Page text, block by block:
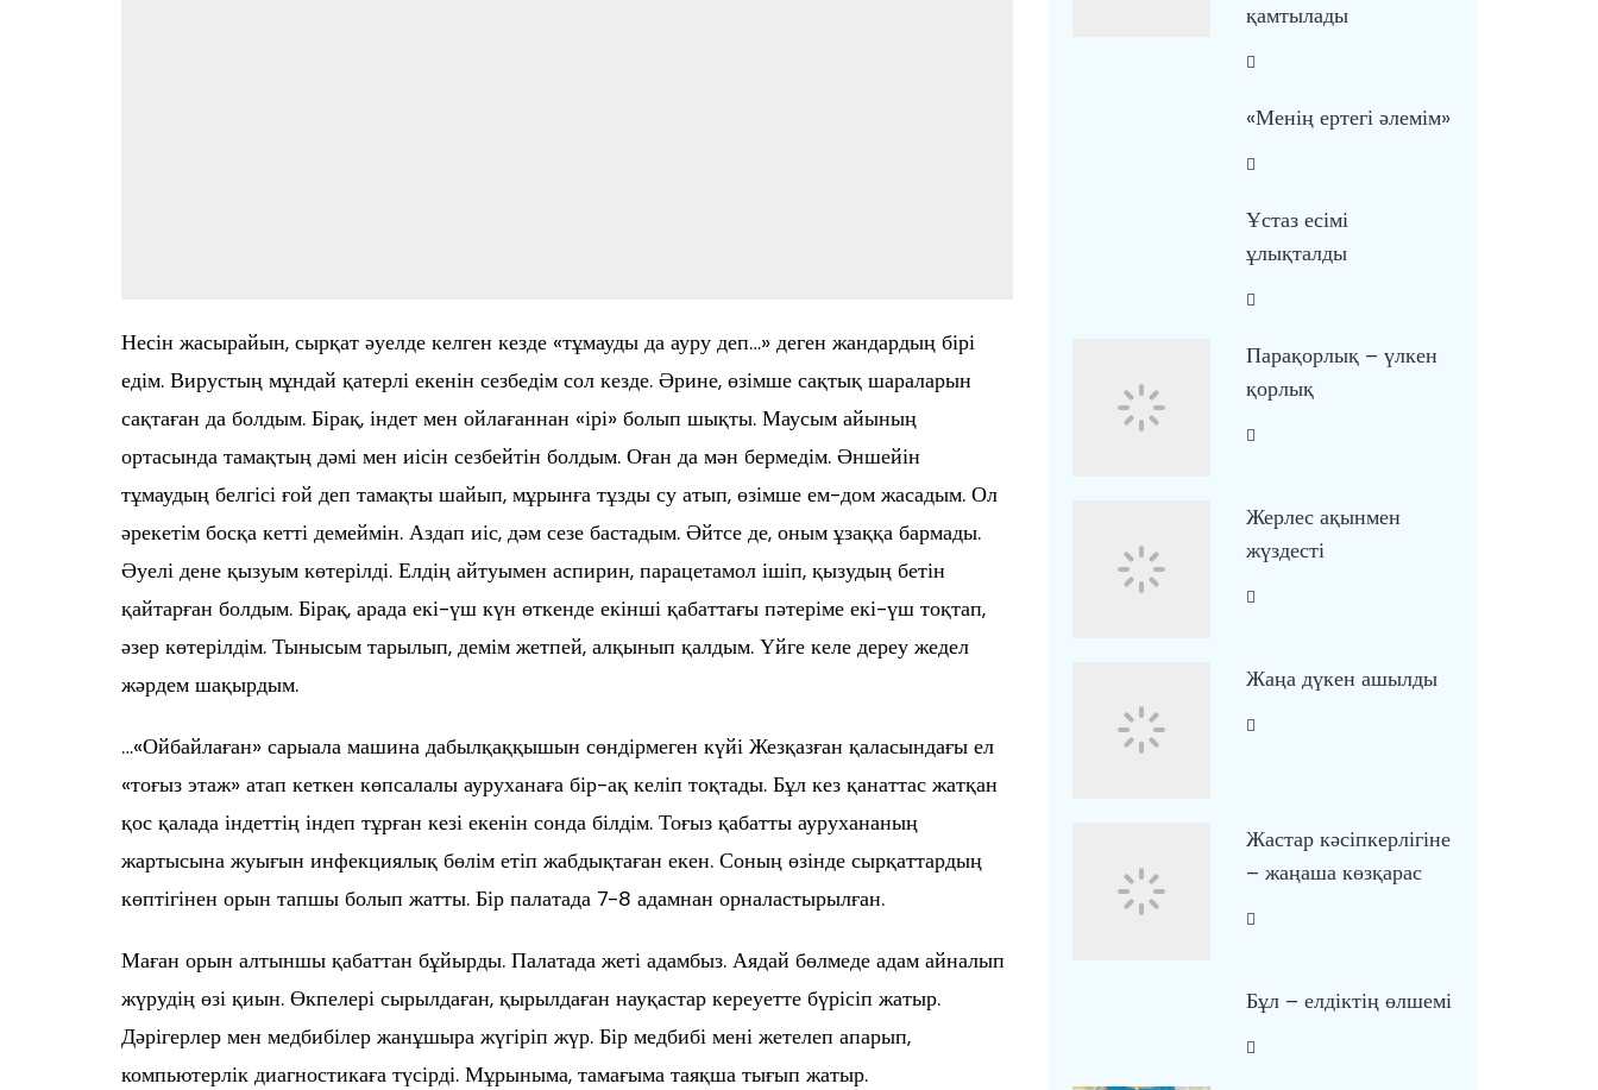
Несін жасырайын, сырқат әуелде келген кезде «тұмауды да ауру деп…» деген жандардың бірі
едім. Вирустың мұндай қатерлі екенін сезбедім сол кезде. Әрине, өзімше сақтық шараларын
сақтаған да болдым. Бірақ, індет мен ойлағаннан «ірі» болып шықты. Маусым айының
ортасында тамақтың дәмі мен иісін сезбейтін болдым. Оған да мән бермедім. Әншейін
тұмаудың белгісі ғой деп тамақты шайып, мұрынға тұзды су атып, өзімше ем-дом жасадым. Ол
әрекетім босқа кетті демеймін. Аздап иіс, дәм сезе бастадым. Әйтсе де, оным ұзаққа бармады.
Әуелі дене қызуым көтерілді. Елдің айтуымен аспирин, парацетамол ішіп, қызудың бетін
қайтарған болдым. Бірақ, арада екі-үш күн өткенде екінші қабаттағы пәтеріме екі-үш тоқтап,
әзер көтерілдім. Тынысым тарылып, демім жетпей, алқынып қалдым. Үйге келе дереу жедел
жәрдем шақырдым.
…«Ойбайлаған» сарыала машина дабылқаққышын сөндірмеген күйі Жезқазған қаласындағы ел
«тоғыз этаж» атап кеткен көпсалалы ауруханаға бір-ақ келіп тоқтады. Бұл кез қанаттас жатқан
қос қалада індеттің індеп тұрған кезі екенін сонда білдім. Тоғыз қабатты аурухананың
жартысына жуығын инфекциялық бөлім етіп жабдықтаған екен. Соның өзінде сырқаттардың
көптігінен орын тапшы болып жатты. Бір палатада 7-8 адамнан орналастырылған.
Маған орын алтыншы қабаттан бұйырды. Палатада жеті адамбыз. Аядай бөлмеде адам айналып
жүрудің өзі қиын. Өкпелері сырылдаған, қырылдаған науқастар кереуетте бүрісіп жатыр.
Дәрігерлер мен медбибілер жанұшыра жүгіріп жүр. Бір медбибі мені жетелеп апарып,
компьютерлік диагностикаға түсірді. Мұрыныма, тамағыма таяқша тығып жатыр.
қамтылады
«Менің ертегі әлемім»
Ұстаз есімі
ұлықталды
Парақорлық – үлкен
қорлық
Жерлес ақынмен
жүздесті
Жаңа дүкен ашылды
Жастар кәсіпкерлігіне
– жаңаша көзқарас
Бұл – елдіктің өлшемі